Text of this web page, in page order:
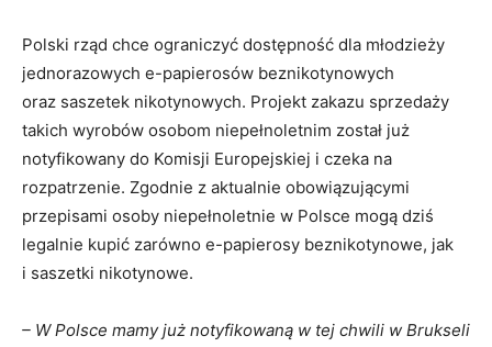
Polski rząd chce ograniczyć dostępność dla młodzieży
jednorazowych e-papierosów beznikotynowych
oraz saszetek nikotynowych. Projekt zakazu sprzedaży
takich wyrobów osobom niepełnoletnim został już
notyfikowany do Komisji Europejskiej i czeka na
rozpatrzenie. Zgodnie z aktualnie obowiązującymi
przepisami osoby niepełnoletnie w Polsce mogą dziś
legalnie kupić zarówno e-papierosy beznikotynowe, jak
i saszetki nikotynowe.
– W Polsce mamy już notyfikowaną w tej chwili w Brukseli